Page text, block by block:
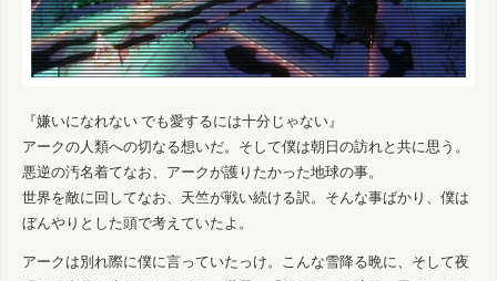
『嫌いになれない でも愛するには十分じゃない』
アークの人類への切なる想いだ。そして僕は朝日の訪れと共に思う。
悪逆の汚名着てなお、アークが護りたかった地球の事。
世界を敵に回してなお、天竺が戦い続ける訳。そんな事ばかり、僕は
ぼんやりとした頭で考えていたよ。
アークは別れ際に僕に言っていたっけ。こんな雪降る晩に、そして夜